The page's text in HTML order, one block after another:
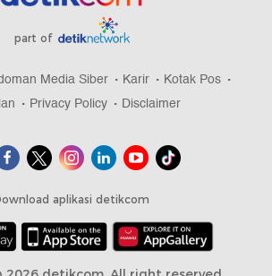
part of
Media Siber Karir
Kotak Pos
Privacy Policy Disclaimer
aplikasi detikcom